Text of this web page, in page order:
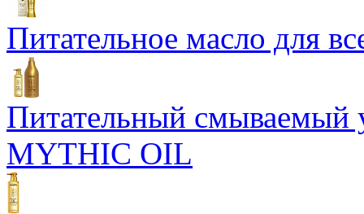
Питательное масло для
Питательный смываемый
MYTHIC OIL